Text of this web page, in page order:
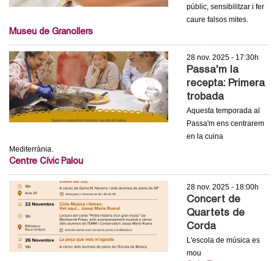
públic, sensibilitzar i fer
caure falsos mites.
Museu de Granollers
28 nov. 2025 - 17:30h
Passa'm la
recepta: Primera
trobada
Aquesta temporada al
Passa'm ens centrarem
en la cuina
Mediterrània.
Centre Cívic Palou
28 nov. 2025 - 18:00h
Concert de
Quartets de
Corda
L'escola de música es
mou